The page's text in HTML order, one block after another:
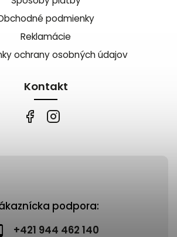
podpora:
+421 944 462 140
podmienky
Reklamácie
ochrany osobných údajov
Kontakt